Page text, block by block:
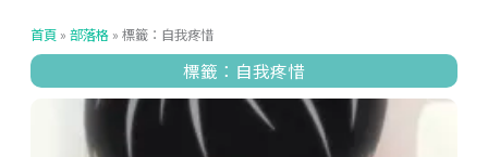
首頁 »部落格 »標籤：自我疼惜
標籤：自我疼惜